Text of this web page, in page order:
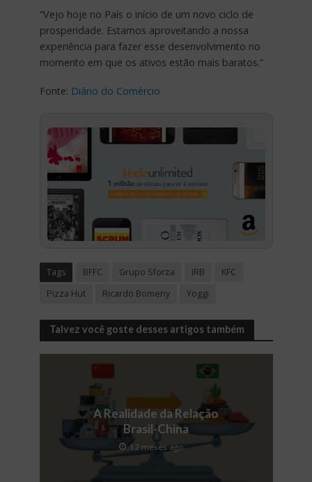
“Vejo hoje no País o início de um novo ciclo de
prosperidade. Estamos aproveitando a nossa
experiência para fazer esse desenvolvimento no
momento em que os ativos estão mais baratos.”
Fonte: Diário do Comércio
Tags BFFC Grupo Sforza IRB
KFC
Pizza Hut
Ricardo Bomeny Yoggi
Talvez você goste desses artigos também
A Realidade da Relação
Brasil-China
12 meses ago